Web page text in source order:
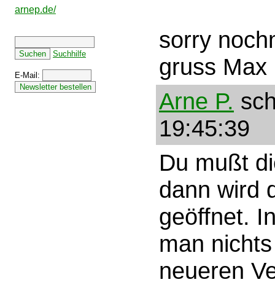
arnep.de/
Suchhilfe
E-Mail:
sorry
gruss Max
Arne P.
19:45:39
Du mußt
dann wird
geöffnet.
man
neueren